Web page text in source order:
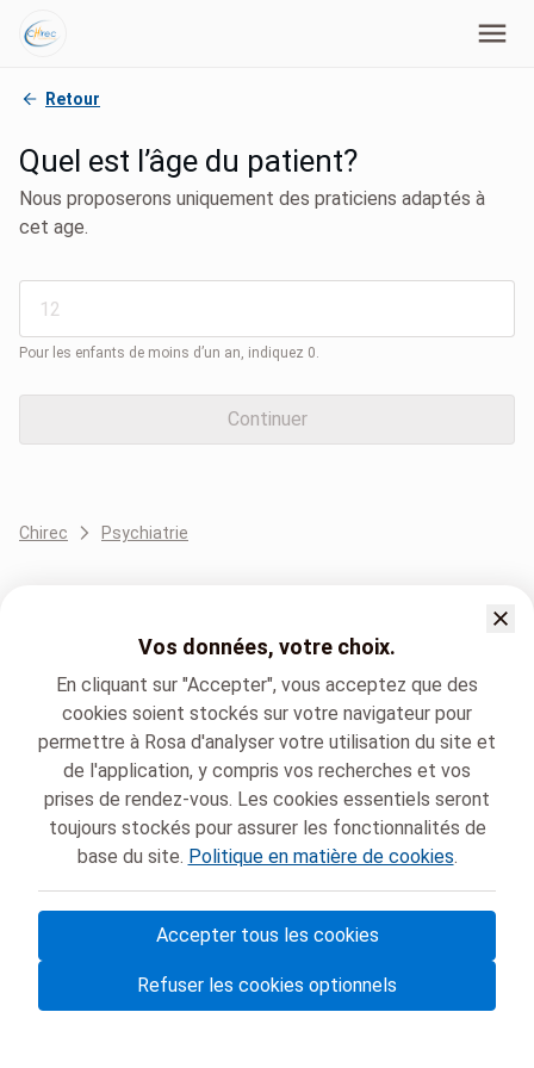
Retour
Quel est l’âge du patient?
Nous proposerons uniquement des praticiens adaptés à
cet age.
Pour les enfants de moins d’un an, indiquez 0.
Continuer
Chirec Psychiatrie
- Vos rendez-vous médicaux en Belgique 🇧🇪
Vos données, votre choix.
En cliquant sur "Accepter", vous acceptez que des
cookies soient stockés sur votre navigateur pour
permettre à Rosa d'analyser votre utilisation du site et
de l'application, y compris vos recherches et vos
prises de rendez-vous. Les cookies essentiels seront
toujours stockés pour assurer les fonctionnalités de
base du site. Politique en matière de cookies.
Accepter tous les cookies
Refuser les cookies optionnels